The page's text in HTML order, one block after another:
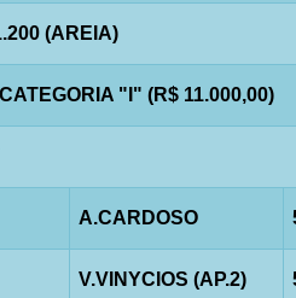
(AREIA)
"I" (R$ 11.000,00)
A.CARDOSO
V.VINYCIOS (AP.2)